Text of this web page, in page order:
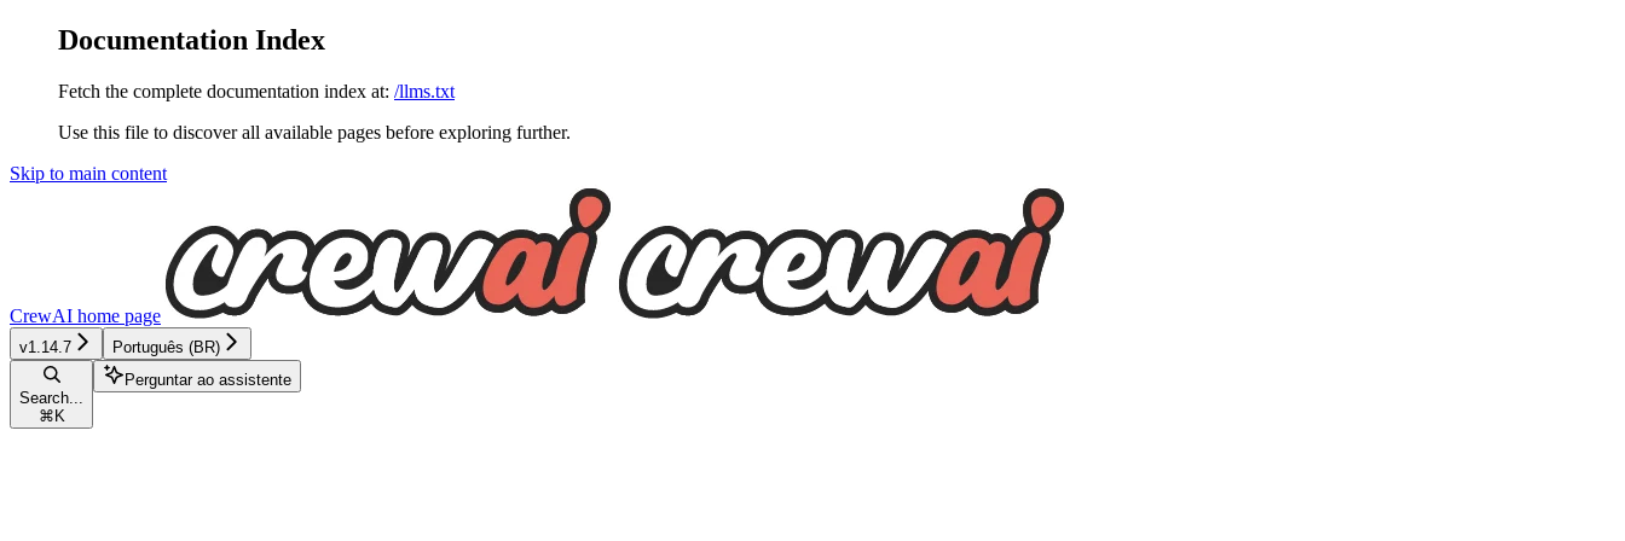
Documentation Index
Fetch the complete documentation index at: /llms.txt
Use this file to discover all available pages before exploring further.
Skip to main content
CrewAI home page
v1.14.7 Português (BR)
Search...
⌘ K
Perguntar ao assistente